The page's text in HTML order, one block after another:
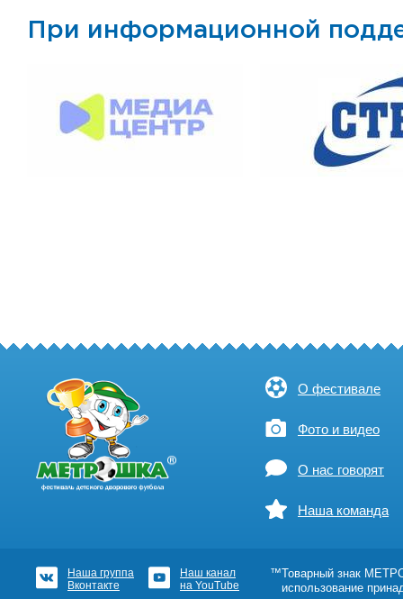
При информационной
О фестивале
Фото и видео
О нас говорят
Наша команда
Наша группа
Вконтакте
Наш канал
на YouTube
™Товарный знак
использование